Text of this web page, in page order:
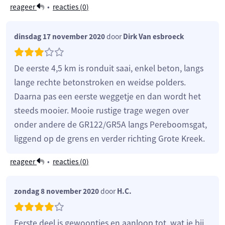
reageer • reacties (0)
dinsdag 17 november 2020doorDirk Van esbroeck
De eerste 4,5 km is ronduit saai, enkel beton, langs
lange rechte betonstroken en weidse polders.
Daarna pas een eerste weggetje en dan wordt het
steeds mooier. Mooie rustige trage wegen over
onder andere de GR122/GR5A langs Pereboomsgat,
liggend op de grens en verder richting Grote Kreek.
reageer • reacties (0)
zondag 8 november 2020doorH.C.